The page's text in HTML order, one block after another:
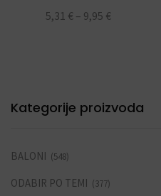
5,31 € – 9,95 €
Kategorije proizvoda
BALONI (548)
ODABIR PO TEMI (377)